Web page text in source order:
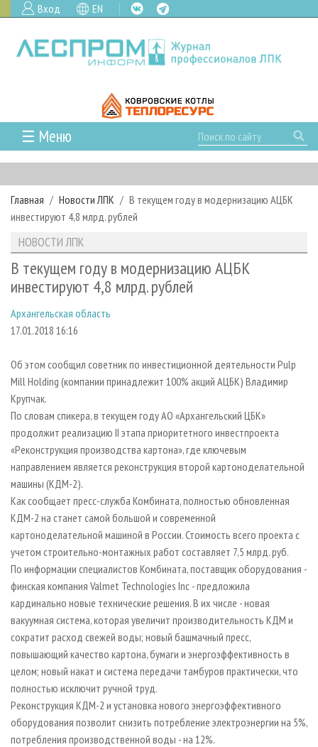
Вход EN
☰ Меню
ГЛАВНАЯ
РУБРИКИ И ТЕМЫ
РУБРИКИ ЖУРНАЛА
ЛЕСОЗАГОТОВКА
ЛЕСОПИЛЕНИЕ
СУШКА ДРЕВЕСИНЫ
ДЕРЕВЯННОЕ ДОМОСТРОЕНИЕ
ПРОИЗВОДСТВО МЕБЕЛИ
БИОЭНЕРГЕТИКА
ЦБП
ИНСТРУМЕНТ И МАТЕРИАЛЫ
НОВОСТИ
НОВОСТИ ЛПК
НОВОСТИ ЖУРНАЛА
ПРОЕКТЫ ЛПИ
АНАЛИТИКА
ПРЕДПРИЯТИЯ ЛПК
ПЕРСОНЫ
ОФИЦИАЛЬНЫЕ ДЕЛЕГАЦИИ
ПРИОРИТЕТНЫЕ ИНВЕСТПРОЕКТЫ
RUSSIAN FORESTRY REVIEW
ГАЗЕТА ЛЕСПРОМФОРУМ
БИБЛИОТЕКА СПЕЦИАЛИСТА
АРХИВ ЖУРНАЛОВ
О ЖУРНАЛЕ
ПОДПИСКА
КОНТАКТЫ
РЕКЛАМОДАТЕЛЯМ
РЕКЛАМА
Главная Новости ЛПК
В текущем году в модернизацию АЦБК
инвестируют 4,8 млрд. рублей
НОВОСТИ ЛПК
В текущем году в модернизацию АЦБК
инвестируют 4,8 млрд. рублей
Архангельская область
17.01.2018 16:16
Об этом сообщил советник по инвестиционной деятельности Pulp
Mill Holding (компании принадлежит 100% акций АЦБК) Владимир
Крупчак.
По словам спикера, в текущем году АО «Архангельский ЦБК»
продолжит реализацию II этапа приоритетного инвестпроекта
«Реконструкция производства картона», где ключевым
направлением является реконструкция второй картоноделательной
машины (КДМ-2).
Как сообщает пресс-служба Комбината, полностью обновленная
КДМ-2 на станет самой большой и современной
картоноделательной машиной в России. Стоимость всего проекта с
учетом строительно-монтажных работ составляет 7,5 млрд. руб.
По информации специалистов Комбината, поставщик оборудования -
финская компания Valmet Technologies Inc - предложила
кардинально новые технические решения. В их числе - новая
вакуумная система, которая увеличит производительность КДМ и
сократит расход свежей воды; новый башмачный пресс,
повышающий качество картона, бумаги и энергоэффективность в
целом; новый накат и система передачи тамбуров практически, что
полностью исключит ручной труд.
Реконструкция КДМ-2 и установка нового энергоэффективного
оборудования позволит снизить потребление электроэнергии на 5%,
потребления производственной воды - на 12%.